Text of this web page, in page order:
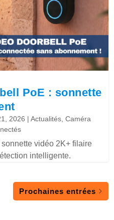
PoE : sonnette
2026 |Actualités ,Caméra
vidéo 2K+ filaire
intelligente.
Prochaines entrées